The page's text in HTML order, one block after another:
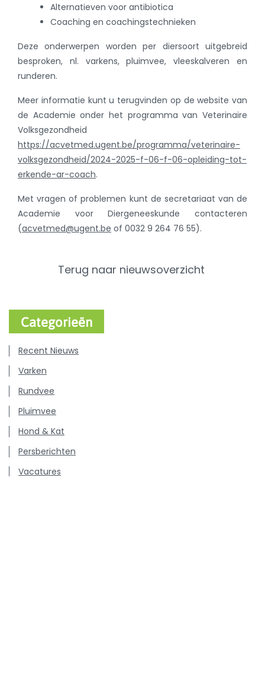
Alternatieven voor antibiotica
Coaching en coachingstechnieken
Deze onderwerpen worden per diersoort uitgebreid
besproken, nl. varkens, pluimvee, vleeskalveren en
runderen.
Meer informatie kunt u terugvinden op de website van
de Academie onder het programma van Veterinaire
Volksgezondheid
https://acvetmed.ugent.be/programma/veterinaire-
volksgezondheid/2024-2025-f-06-f-06-opleiding-tot-
erkende-ar-coach.
Met vragen of problemen kunt de secretariaat van de
Academie voor Diergeneeskunde contacteren
(acvetmed@ugent.be of 0032 9 264 76 55).
Terug naar nieuwsoverzicht
Categorieën
Recent Nieuws
Varken
Rundvee
Pluimvee
Hond & Kat
Persberichten
Vacatures